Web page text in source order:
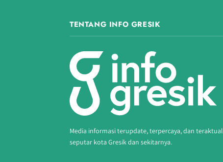
TENTANG INFO GRESIK
Media informasi terupdate, terpercaya, dan teraktual
seputar kota Gresik dan sekitarnya.